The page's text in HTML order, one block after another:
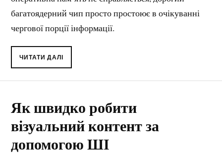
багатоядерний чип просто простоює в очікуванні
чергової порції інформації.
ЧИТАТИ ДАЛІ
Як швидко робити
візуальний контент за
допомогою ШІ